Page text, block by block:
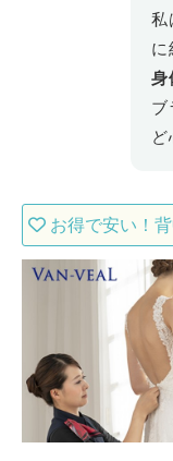
私
に
身
ブ
ど
お得で安い！